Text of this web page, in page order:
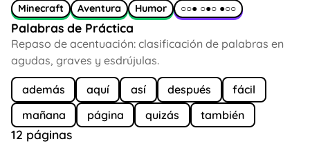
Minecraft Aventura Humor ○○● ○●○ ●○○
Palabras de Práctica
Repaso de acentuación: clasificación de palabras en
agudas, graves y esdrújulas.
además aquí así después
fácil
mañana
página quizás también
12 páginas